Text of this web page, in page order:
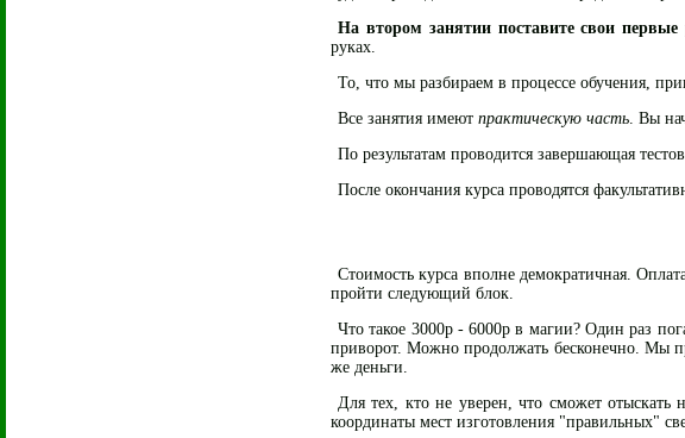
На втором занятии поставите свои
руках.
То, что мы разбираем в процессе обучения,
Все занятия имеют практическую часть. Вы
По результатам проводится завершающая
После окончания курса проводятся
Стоимость курса вполне демократичная.
пройти следующий блок.
Что такое 3000р - 6000р в магии? Один раз
приворот. Можно продолжать бесконечно. Мы
же деньги.
Для тех, кто не уверен, что сможет
координаты мест изготовления "правильных"